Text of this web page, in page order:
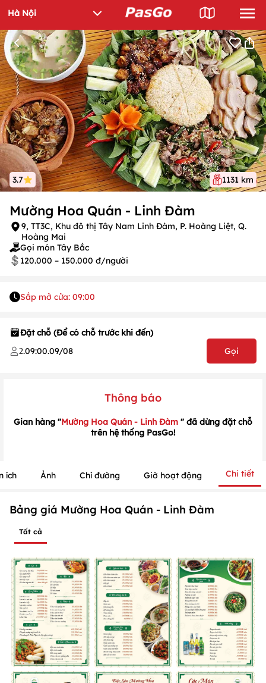
3.7 1131 km
Mường Hoa Quán - Linh Đàm
9, TT3C, Khu đô thị Tây Nam Linh Đàm, P. Hoàng Liệt, Q.
Hoàng Mai
Gọi món Tây Bắc
120.000 – 150.000 đ/người
Sắp mở cửa: 09:00
Đặt chỗ (Để có chỗ trước khi đến)
2.09:00.09/08 Gọi
Thông báo
Gian hàng "Mường Hoa Quán - Linh Đàm " đã dừng đặt chỗ
trên hệ thống PasGo!
ích Ảnh Chỉ đường Giờ hoạt động Chi tiết
Bảng giá Mường Hoa Quán - Linh Đàm
Tất cả
1